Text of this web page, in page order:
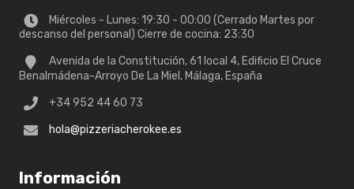
Miércoles - Lunes: 19:30 - 00:00 (Cerrado Martes por
descanso del personal) Cierre de cocina: 23:30
Avenida de la Constitución, 61 local 4, Edificio El Cruce
Benalmádena-Arroyo De La Miel, Málaga, España
+34 952 44 60 73
hola@pizzeriacherokee.es
Información